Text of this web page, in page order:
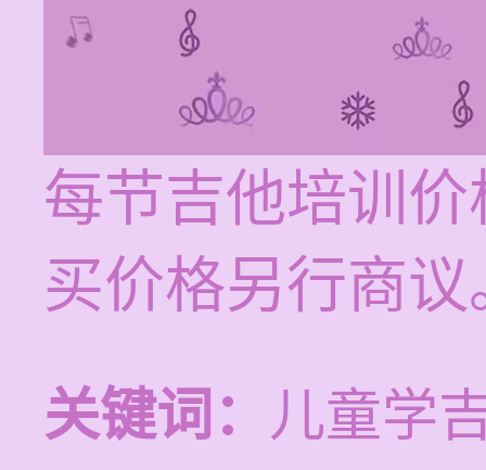
每节吉他培训
买价格另行商议
关键词： 儿童学